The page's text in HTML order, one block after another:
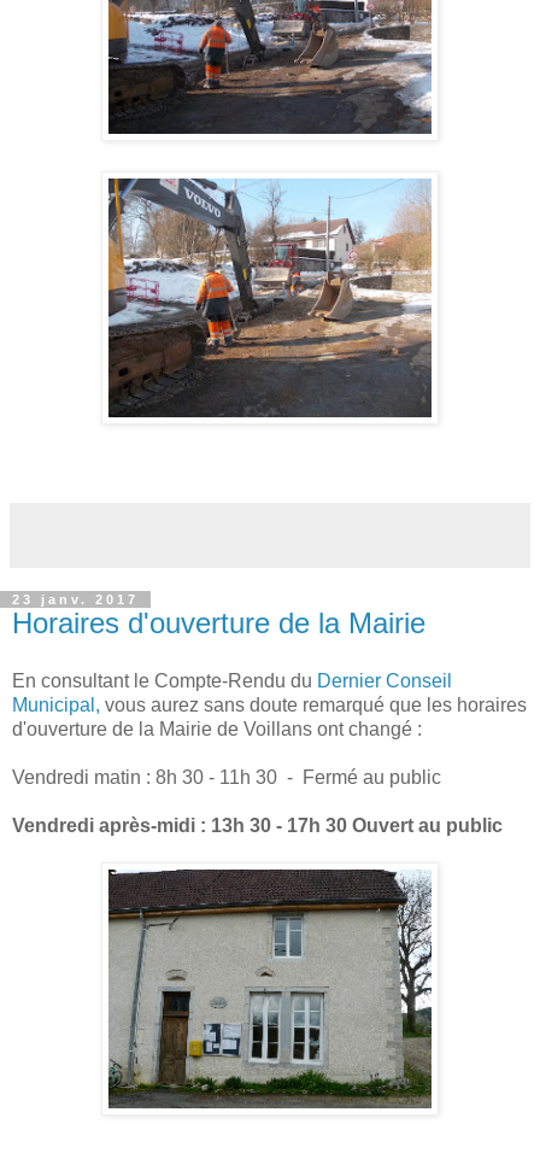
23 janv. 2017
Horaires d'ouverture de la Mairie
En consultant le Compte-Rendu du Dernier Conseil
Municipal, vous aurez sans doute remarqué que les horaires
d'ouverture de la Mairie de Voillans ont changé :
Vendredi matin : 8h 30 - 11h 30 - Fermé au public
Vendredi après-midi : 13h 30 - 17h 30 Ouvert au public